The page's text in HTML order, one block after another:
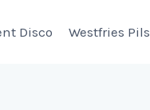
Disco Westfries Pils